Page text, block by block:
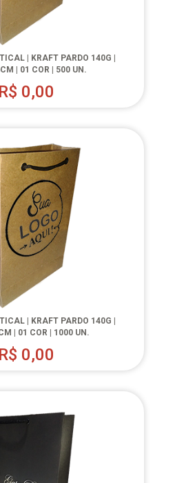
| KRAFT PARDO 140G |
| 01 COR | 500 UN.
R$ 0,00
| KRAFT PARDO 140G |
| 01 COR | 1000 UN.
R$ 0,00